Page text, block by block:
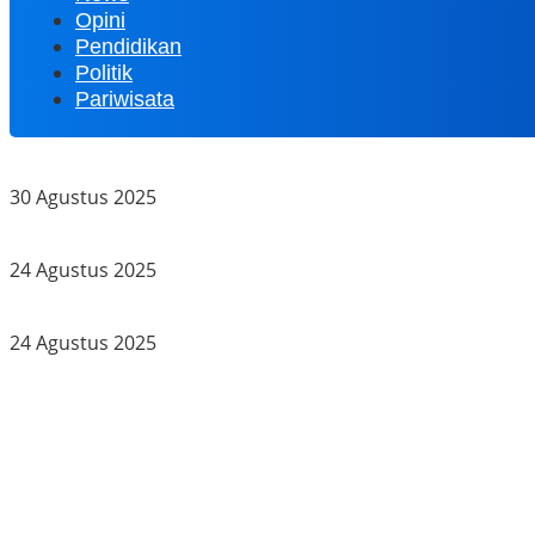
Opini
Pendidikan
Politik
Pariwisata
30 Agustus 2025
24 Agustus 2025
24 Agustus 2025